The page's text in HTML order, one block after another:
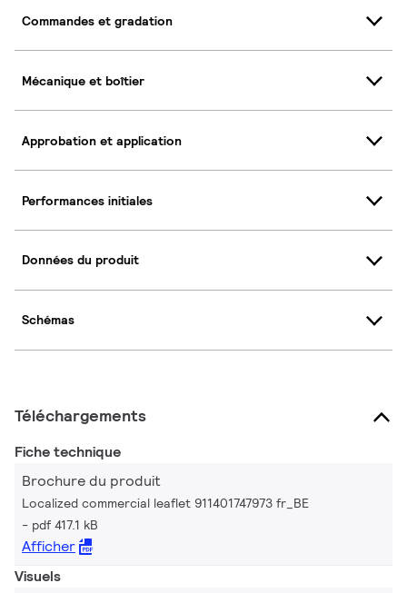
Commandes et gradation
Mécanique et boîtier
Approbation et application
Performances initiales
Données du produit
Schémas
Téléchargements
Fiche technique
Brochure du produit
Localized commercial leaflet 911401747973 fr_BE
pdf 417.1 kB
Afficher
Visuels